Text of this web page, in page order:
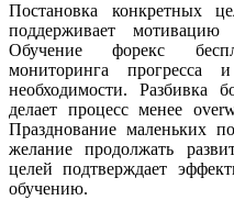
Постановка конкретных
поддерживает
Обучение форекс
мониторинга прогресса
необходимости. Разбивка
делает процесс менее
Празднование маленьких
желание продолжать
целей подтверждает
обучению.